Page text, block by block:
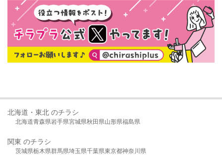
北海道・東北 のチラシ
北海道青森県岩手県宮城県秋田県山形県福島県
関東 のチラシ
茨城県栃木県群馬県埼玉県千葉県東京都神奈川県